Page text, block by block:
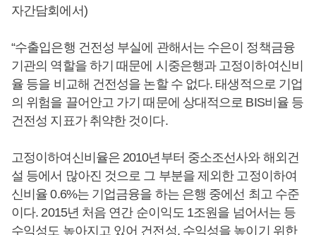
자간담회에서)
“수출입은행 건전성 부실에 관해서는 수은이 정책금융
기관의 역할을 하기 때문에 시중은행과 고정이하여신비
율 등을 비교해 건전성을 논할 수 없다. 태생적으로 기업
의 위험을 끌어안고 가기 때문에 상대적으로 BIS비율 등
건전성 지표가 취약한 것이다.
고정이하여신비율은 2010년부터 중소조선사와 해외건
설 등에서 많아진 것으로 그 부분을 제외한 고정이하여
신비율 0.6%는 기업금융을 하는 은행 중에선 최고 수준
이다. 2015년 처음 연간 순이익도 1조원을 넘어서는 등
수익성도 높아지고 있어 건전성, 수익성을 높이기 위한